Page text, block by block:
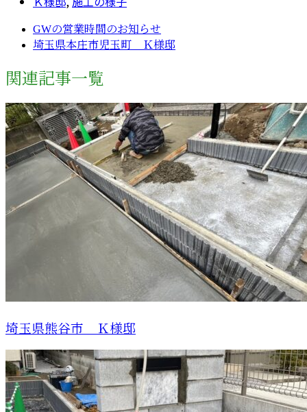
GWの営業時間のお知らせ
埼玉県本庄市児玉町 Ｋ様邸
関連記事一覧
埼玉県熊谷市 Ｋ様邸